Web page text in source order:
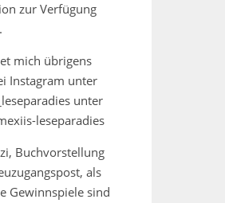
zur Verfügung
mich übrigens
Instagram unter
unter
leseparadies
Buchvorstellung
als
Gewinnspiele sind